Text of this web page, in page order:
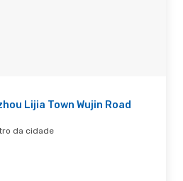
Lijia Town Wujin Road
da cidade